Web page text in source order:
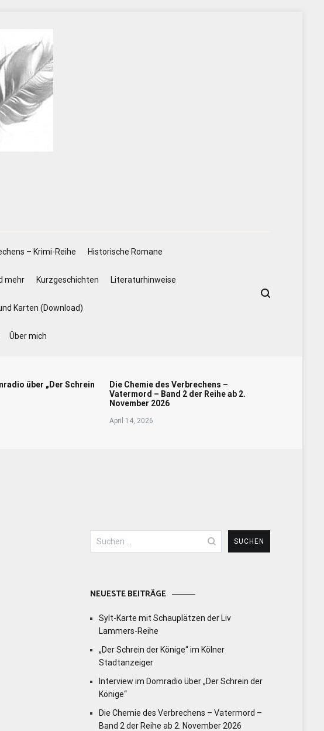
– Krimi-Reihe Historische Romane
mehr Kurzgeschichten Literaturhinweise
Karten (Download)
Über mich
über „Der Schrein
Die Chemie des Verbrechens –
Vatermord – Band 2 der Reihe ab 2.
November 2026
April 14, 2026
Suchen
nach:
NEUESTE BEITRÄGE
Sylt-Karte mit Schauplätzen der Liv
Lammers-Reihe
„Der Schrein der Könige“ im Kölner
Stadtanzeiger
Interview im Domradio über „Der Schrein der
Könige“
Die Chemie des Verbrechens – Vatermord –
Band 2 der Reihe ab 2. November 2026